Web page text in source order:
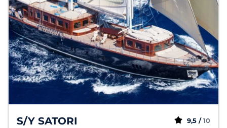
S/Y SATORI 9,5 / 10